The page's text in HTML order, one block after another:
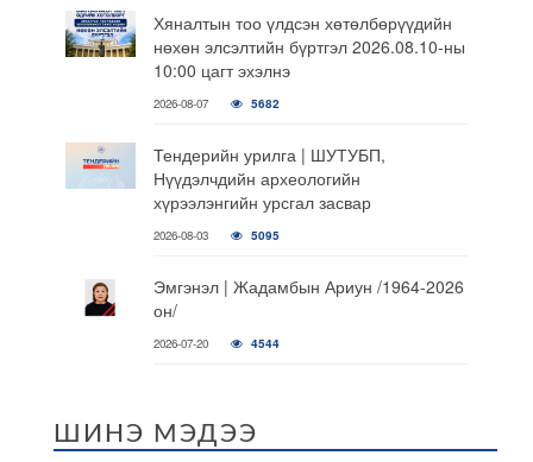
Хяналтын тоо үлдсэн хөтөлбөрүүдийн
нөхөн элсэлтийн бүртгэл 2026.08.10-ны
10:00 цагт эхэлнэ
2026-08-07 5682
Тендерийн урилга | ШУТУБП,
Нүүдэлчдийн археологийн
хүрээлэнгийн урсгал засвар
2026-08-03 5095
Эмгэнэл | Жадамбын Ариун /1964-2026
он/
2026-07-20 4544
ШИНЭ МЭДЭЭ